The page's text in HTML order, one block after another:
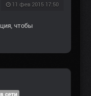
11 фев 2015 17:50
, чтобы